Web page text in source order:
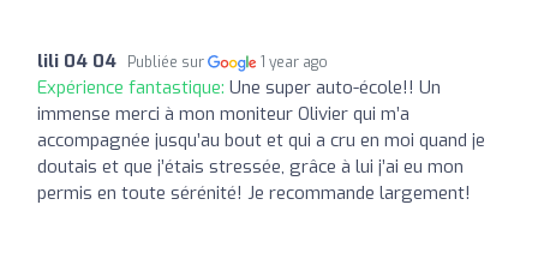
lili 04 04 Publiée sur 1 year ago
Expérience fantastique: Une super auto-école!! Un
immense merci à mon moniteur Olivier qui m’a
accompagnée jusqu’au bout et qui a cru en moi quand je
doutais et que j’étais stressée, grâce à lui j’ai eu mon
permis en toute sérénité! Je recommande largement!